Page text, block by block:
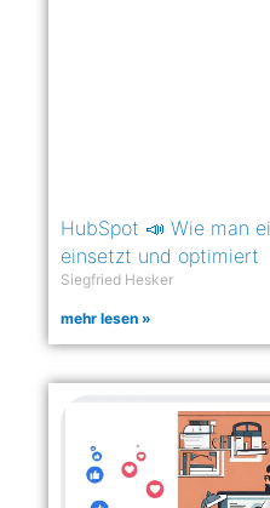
HubSpot 📣 Wie man
einsetzt und optimiert
Siegfried Hesker
mehr lesen »